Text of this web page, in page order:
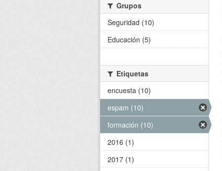
Grupos
Seguridad (10)
Educación (5)
Etiquetas
encuesta (10)
espam (10)
formación (10)
2016 (1)
2017 (1)